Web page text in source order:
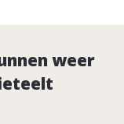
weer